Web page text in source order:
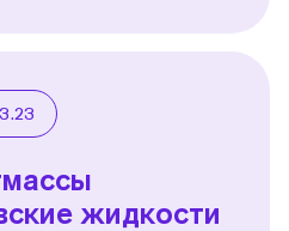
жидкости